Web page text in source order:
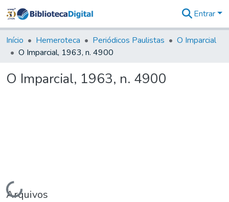
&
Coleções
Tudo na
Digital
Entrar
Início Hemeroteca Periódicos Paulistas
O Imparcial
O Imparcial, 1963, n. 4900
O Imparcial, 1963, n. 4900
Carregando...
Arquivos